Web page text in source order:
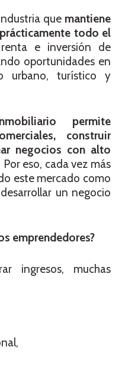
que mantiene
todo el
e inversión de
oportunidades en
urbano, turístico y
permite
construir
negocios con alto
Por eso, cada vez más
este mercado como
un negocio
emprendedores?
ingresos, muchas